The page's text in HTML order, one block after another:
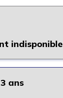
indisponible
ans